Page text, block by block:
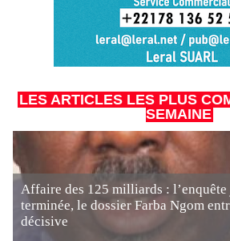
LES ARTICLES LES PLUS
SEMAINE
Affaire des 125 milliards :
terminée, le dossier Farba Ngom
décisive